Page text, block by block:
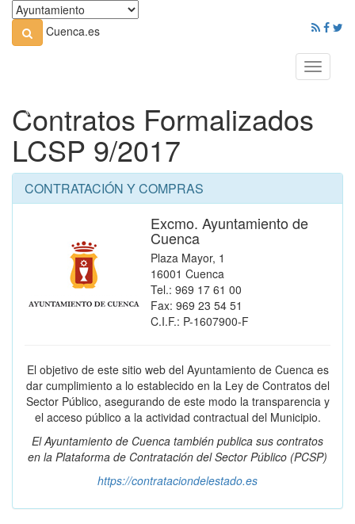
Cuenca.es
Toggle
Contratos Formalizados
LCSP 9/2017
CONTRATACIÓN Y COMPRAS
Excmo. Ayuntamiento de
Cuenca
Plaza Mayor, 1
16001 Cuenca
Tel.: 969 17 61 00
Fax: 969 23 54 51
C.I.F.: P-1607900-F
El objetivo de este sitio web del Ayuntamiento de Cuenca es
dar cumplimiento a lo establecido en la Ley de Contratos del
Sector Público, asegurando de este modo la transparencia y
el acceso público a la actividad contractual del Municipio.
El Ayuntamiento de Cuenca también publica sus contratos
en la Plataforma de Contratación del Sector Público (PCSP)
https://contrataciondelestado.es